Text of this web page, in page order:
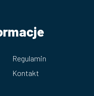
Regulamin
Kontakt